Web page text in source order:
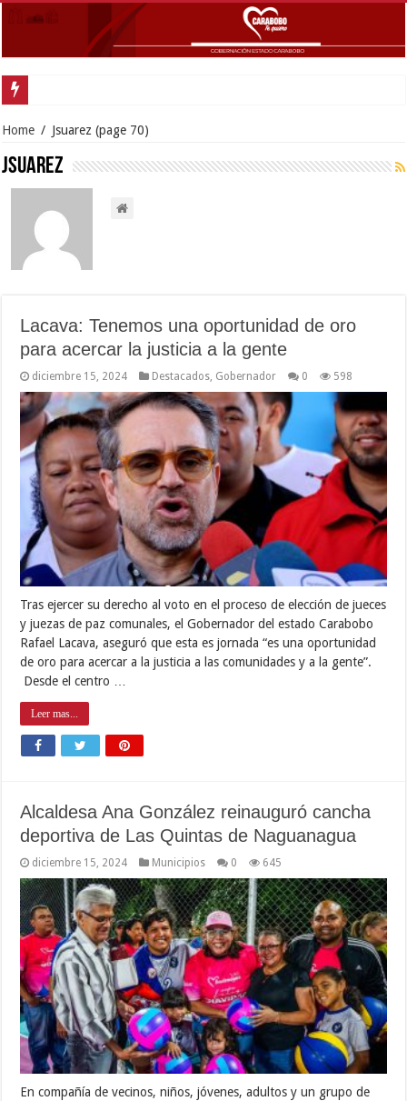
Home / Jsuarez (page 70)
Jsuarez
Lacava: Tenemos una oportunidad de oro
para acercar la justicia a la gente
diciembre 15, 2024 Destacados Gobernador 0 598
Tras ejercer su derecho al voto en el proceso de elección de jueces
y juezas de paz comunales, el Gobernador del estado Carabobo
Rafael Lacava, aseguró que esta es jornada “es una oportunidad
de oro para acercar a la justicia a las comunidades y a la gente”.
Desde el centro …
Leer mas...
Alcaldesa Ana González reinauguró cancha
deportiva de Las Quintas de Naguanagua
diciembre 15, 2024 Municipios 0 645
En compañía de vecinos, niños, jóvenes, adultos y un grupo de